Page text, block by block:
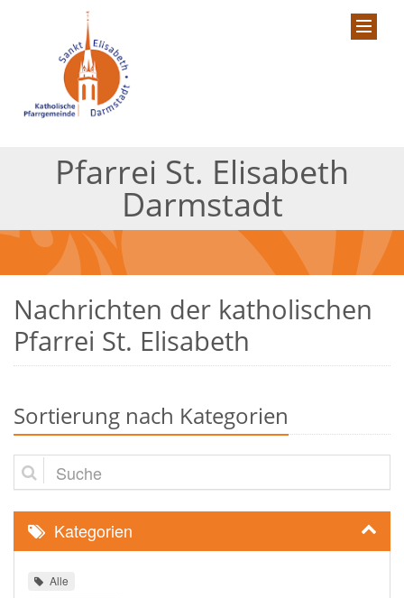
Pfarrei St. Elisabeth
Darmstadt
Nachrichten der katholischen
Pfarrei St. Elisabeth
Sortierung nach Kategorien
Suche
Kategorien
Alle